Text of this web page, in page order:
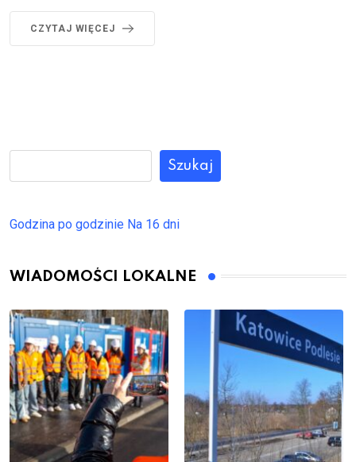
CZYTAJ WIĘCEJ
Szukaj
Godzina po godzinie Na 16 dni
WIADOMOŚCI LOKALNE